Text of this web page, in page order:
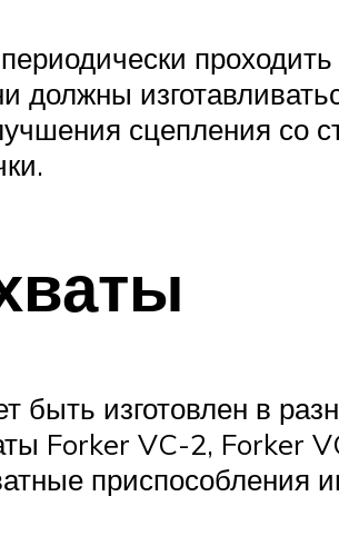
должны
сцепления со
быть изготовлен в
Forker VC-2, Forker